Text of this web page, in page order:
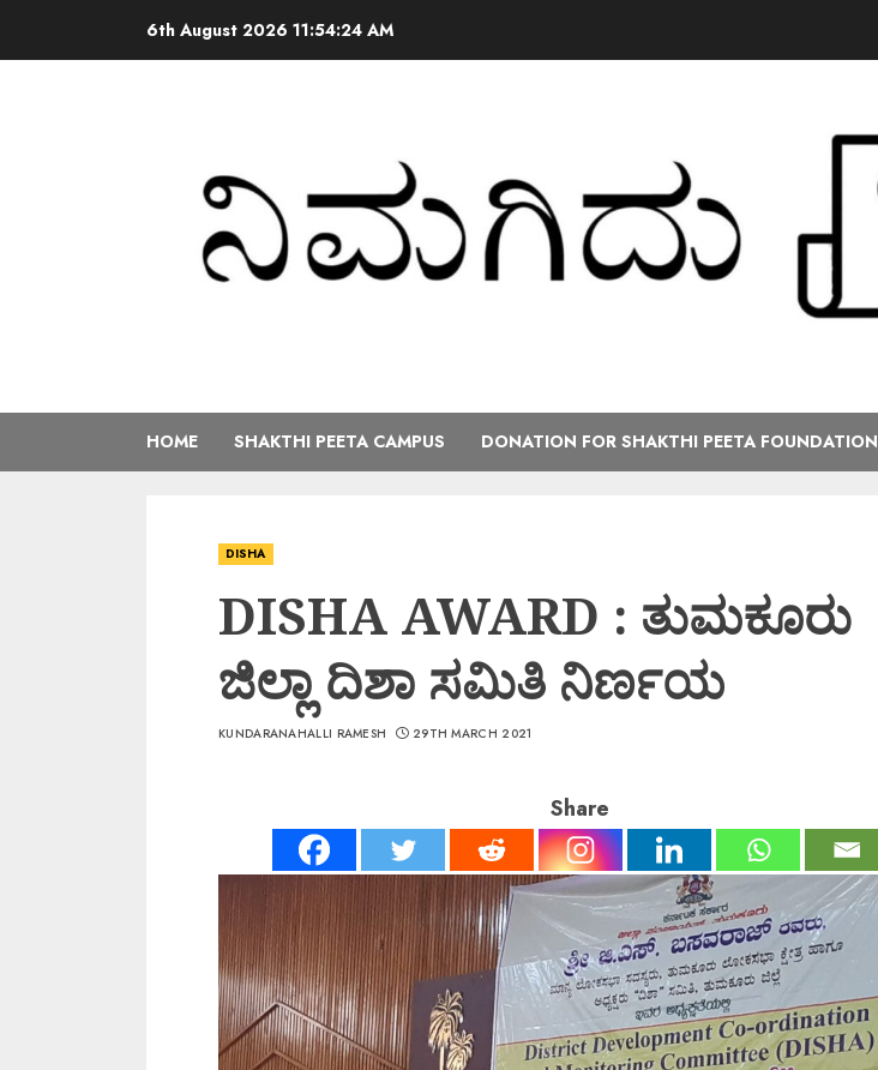
6th August 2026 11:54:25 AM
HOME SHAKTHI PEETA CAMPUS DONATION FOR SHAKTHI PEETA FOUNDATION
DISHA
DISHA AWARD : ತುಮಕೂರು
ಜಿಲ್ಲಾ ದಿಶಾ ಸಮಿತಿ ನಿರ್ಣಯ
KUNDARANAHALLI RAMESH 29TH MARCH 2021
Share